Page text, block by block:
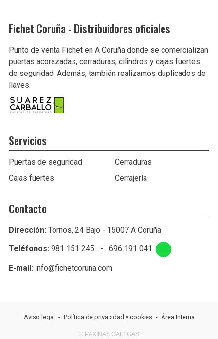
Fichet Coruña - Distribuidores oficiales
Punto de venta Fichet en A Coruña donde se comercializan
puertas acorazadas, cerraduras, cilindros y cajas fuertes
de seguridad. Además, también realizamos duplicados de
llaves.
Servicios
Puertas de seguridad
Cerraduras
Cajas fuertes
Cerrajería
Contacto
Dirección: Tornos, 24 Bajo - 15007 A Coruña
Teléfonos: 981 151 245 - 696 191 041
E-mail: info@fichetcoruna.com
Aviso legal - Política de privacidad y cookies - Área Interna
© PÁXINAS GALEGAS